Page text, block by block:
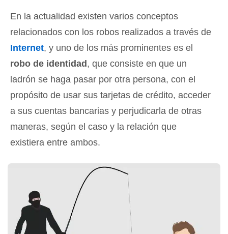
En la actualidad existen varios conceptos
relacionados con los robos realizados a través de
Internet, y uno de los más prominentes es el
robo de identidad, que consiste en que un
ladrón se haga pasar por otra persona, con el
propósito de usar sus tarjetas de crédito, acceder
a sus cuentas bancarias y perjudicarla de otras
maneras, según el caso y la relación que
existiera entre ambos.